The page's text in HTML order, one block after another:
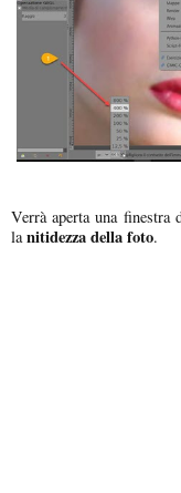
Verrà aperta una finestra
lanitidezza della foto.